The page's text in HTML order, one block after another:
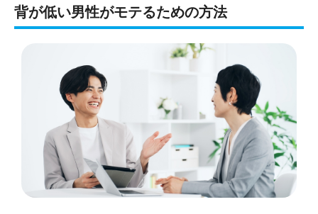
背が低い男性がモテるための方法